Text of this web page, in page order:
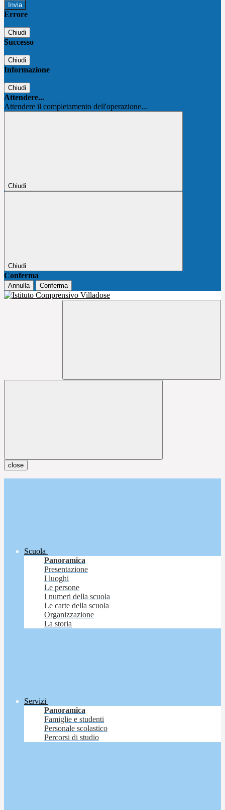
Errore
Chiudi
Successo
Chiudi
Informazione
Chiudi
Attendere...
Attendere il completamento dell'operazione...
Chiudi
Chiudi
Conferma
Annulla Conferma
close
Scuola
Panoramica
Presentazione
I luoghi
Le persone
I numeri della scuola
Le carte della scuola
Organizzazione
La storia
Servizi
Panoramica
Famiglie e studenti
Personale scolastico
Percorsi di studio